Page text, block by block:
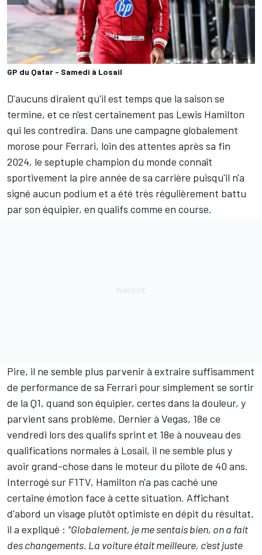
GP du Qatar - Samedi à Losail
D'aucuns diraient qu'il est temps que la saison se
termine, et ce n'est certainement pas Lewis Hamilton
qui les contredira. Dans une campagne globalement
morose pour Ferrari, loin des attentes après sa fin
2024, le septuple champion du monde connaît
sportivement la pire année de sa carrière puisqu'il n'a
signé aucun podium et a été très régulièrement battu
par son équipier, en qualifs comme en course.
Pire, il ne semble plus parvenir à extraire suffisamment
de performance de sa Ferrari pour simplement se sortir
de la Q1, quand son équipier, certes dans la douleur, y
parvient sans problème. Dernier à Vegas, 18e ce
vendredi lors des qualifs sprint et 18e à nouveau des
qualifications normales à Losail, il ne semble plus y
avoir grand-chose dans le moteur du pilote de 40 ans.
Interrogé sur F1TV, Hamilton n'a pas caché une
certaine émotion face à cette situation. Affichant
d'abord un visage plutôt optimiste en dépit du résultat,
il a expliqué : "Globalement, je me sentais bien, on a fait
des changements. La voiture était meilleure, c'est juste